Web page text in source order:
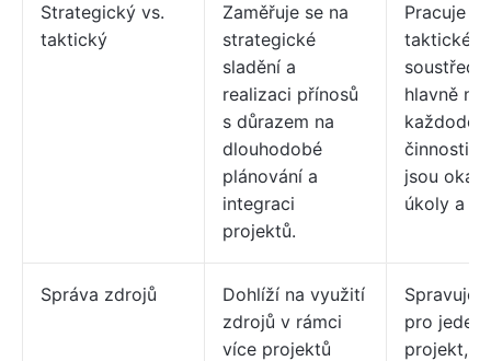
Strategický vs.
taktický
Zaměřuje se na
strategické
sladění a
realizaci přínosů
s důrazem na
dlouhodobé
plánování a
integraci
projektů.
Pracuje na
taktické
soustředí
hlavně na
činnosti,
jsou
úkoly a
Správa zdrojů
Dohlíží na využití
zdrojů v rámci
více projektů
Spravuje
pro jeden
projekt,